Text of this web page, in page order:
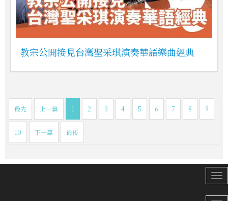
教宗公開接見台灣聖采琪演奏華語樂曲經典
最先 上一篇 1 2 3 4 5 6 7 8 9
10 下一篇 最後